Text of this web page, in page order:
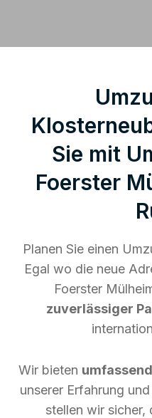
Sie mit
Foerster
Planen Sie einen
Egal wo die neue
Foerster
zuverlässiger
Wir bieten
unserer Erfahrung
stellen wir sicher,